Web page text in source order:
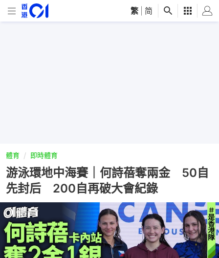
繁 简
體育 即時體育
游泳環地中海賽｜何詩蓓奪兩金 50自
先封后 200自再破大會紀錄